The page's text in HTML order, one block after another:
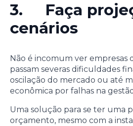
3. Faça
cenários
Não é incomum ver empresas
passam severas dificuldades
oscilação do mercado ou até
econômica por falhas na
Uma solução para se ter uma
orçamento, mesmo com a